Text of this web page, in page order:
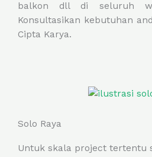
balkon dll di seluruh
Konsultasikan kebutuhan
Cipta Karya.
Solo Raya
Untuk skala project tertentu